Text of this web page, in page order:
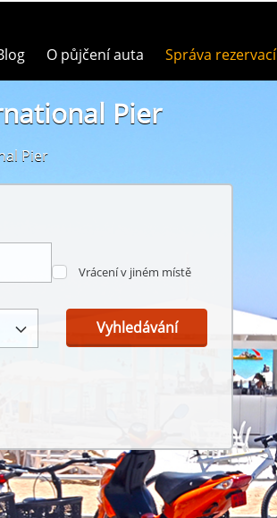
O půjčení auta Správa rezervací
Pier
Pier
Vrácení v jiném místě
Vyhledávání